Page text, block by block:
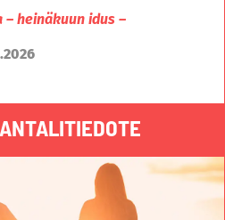
heinäkuun idus –